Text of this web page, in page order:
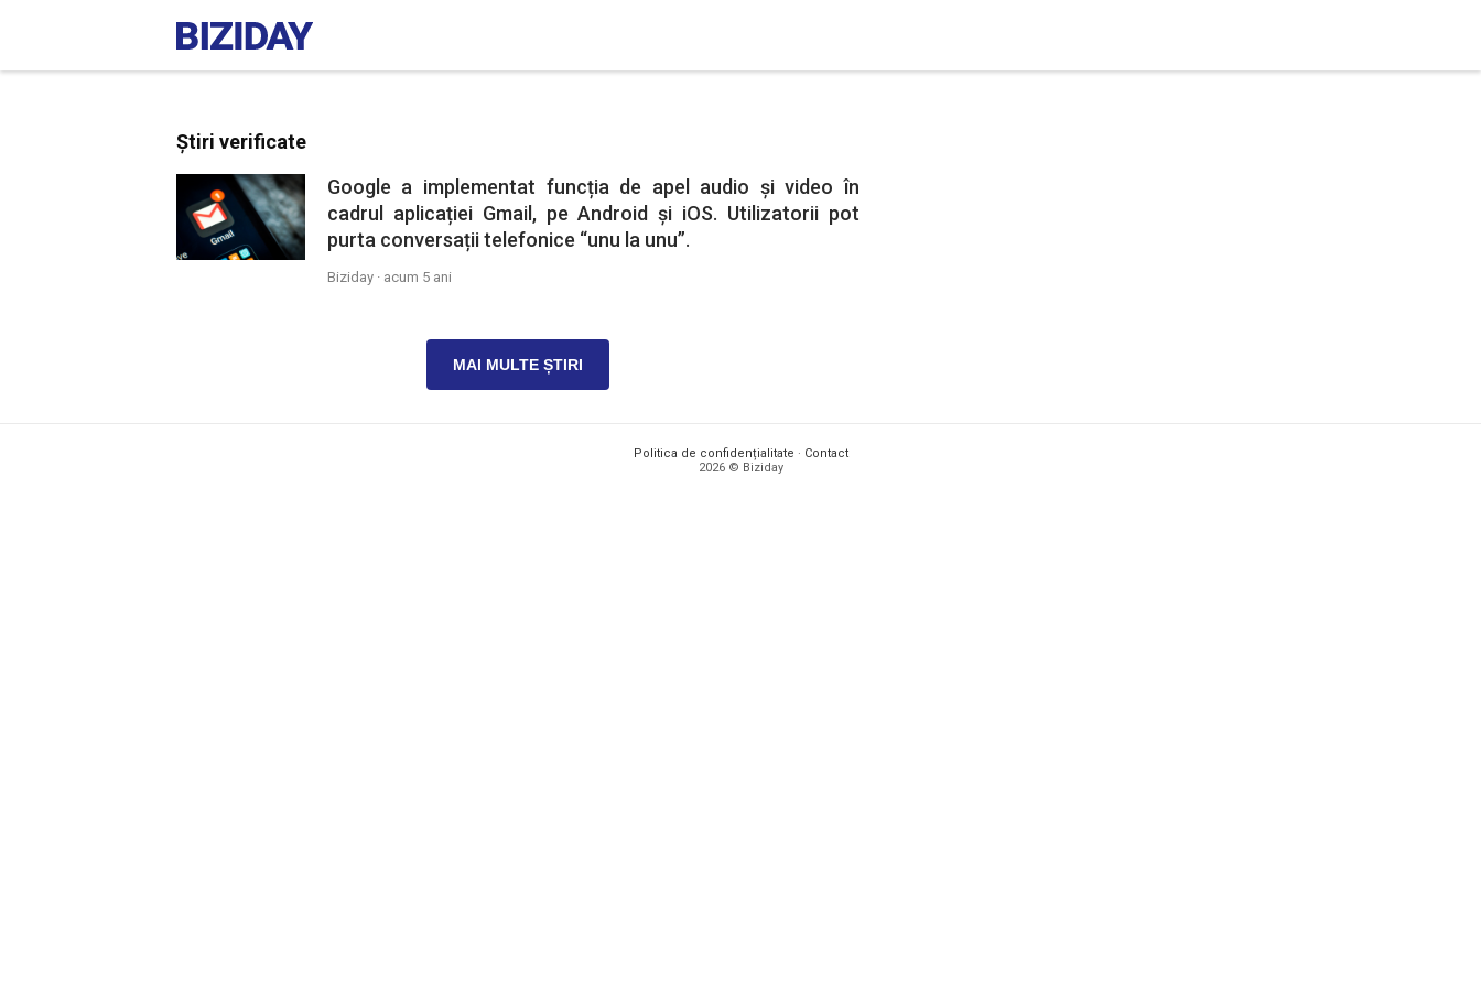
Știri verificate
Google a implementat funcția de apel audio și video în
cadrul aplicației Gmail, pe Android și iOS. Utilizatorii pot
purta conversații telefonice “unu la unu”.
Biziday · acum 5 ani
MAI MULTE ȘTIRI
Politica de confidențialitate · Contact
2026 © Biziday